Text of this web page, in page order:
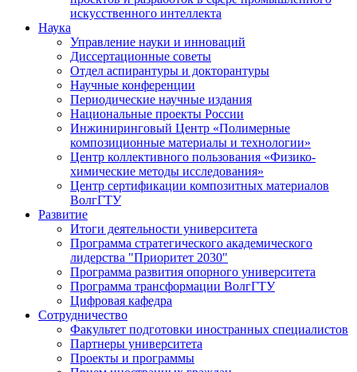
искусственного интеллекта
Наука
Управление науки и инноваций
Диссертационные советы
Отдел аспирантуры и докторантуры
Научные конференции
Периодические научные издания
Национальные проекты России
Инжиниринговый Центр «Полимерные
композиционные материалы и технологии»
Центр коллективного пользования «Физико-
химические методы исследования»
Центр сертификации композитных материалов
ВолгГТУ
Развитие
Итоги деятельности университета
Программа стратегического академического
лидерства "Приоритет 2030"
Программа развития опорного университета
Программа трансформации ВолгГТУ
Цифровая кафедра
Сотрудничество
Факультет подготовки иностранных специалистов
Партнеры университета
Проекты и программы